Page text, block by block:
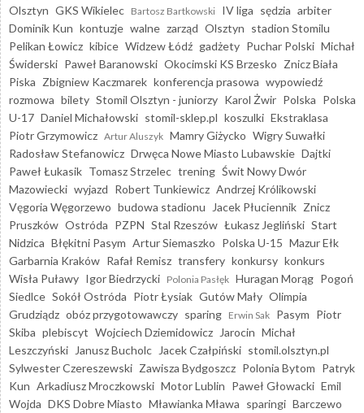
Olsztyn GKS Wikielec Bartosz Bartkowski IV liga sędzia arbiter
Dominik Kun kontuzje walne zarząd Olsztyn stadion Stomilu
Pelikan Łowicz kibice Widzew Łódź gadżety Puchar Polski Michał
Świderski Paweł Baranowski Okocimski KS Brzesko Znicz Biała
Piska Zbigniew Kaczmarek konferencja prasowa wypowiedź
rozmowa bilety Stomil Olsztyn - juniorzy Karol Żwir Polska Polska
U-17 Daniel Michałowski stomil-sklep.pl koszulki Ekstraklasa
Piotr Grzymowicz Artur Aluszyk Mamry Giżycko Wigry Suwałki
Radosław Stefanowicz Drwęca Nowe Miasto Lubawskie Dajtki
Paweł Łukasik Tomasz Strzelec trening Świt Nowy Dwór
Mazowiecki wyjazd Robert Tunkiewicz Andrzej Królikowski
Vęgoria Węgorzewo budowa stadionu Jacek Płuciennik Znicz
Pruszków Ostróda PZPN Stal Rzeszów Łukasz Jegliński Start
Nidzica Błękitni Pasym Artur Siemaszko Polska U-15 Mazur Ełk
Garbarnia Kraków Rafał Remisz transfery konkursy konkurs
Wisła Puławy Igor Biedrzycki Polonia Pasłęk Huragan Morąg Pogoń
Siedlce Sokół Ostróda Piotr Łysiak Gutów Mały Olimpia
Grudziądz obóz przygotowawczy sparing Erwin Sak Pasym Piotr
Skiba plebiscyt Wojciech Dziemidowicz Jarocin Michał
Leszczyński
Janusz Bucholc Jacek Czałpiński stomil.olsztyn.pl
Sylwester Czereszewski Zawisza Bydgoszcz Polonia Bytom Patryk
Kun Arkadiusz Mroczkowski Motor Lublin Paweł Głowacki Emil
Wojda DKS Dobre Miasto Mławianka Mława sparingi Barczewo